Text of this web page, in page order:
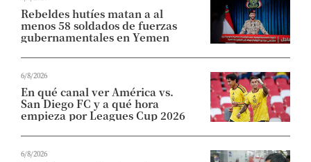
Rebeldes hutíes matan a al
menos 58 soldados de fuerzas
gubernamentales en Yemen
6/8/2026
En qué canal ver América vs.
San Diego FC y a qué hora
empieza por Leagues Cup 2026
6/8/2026